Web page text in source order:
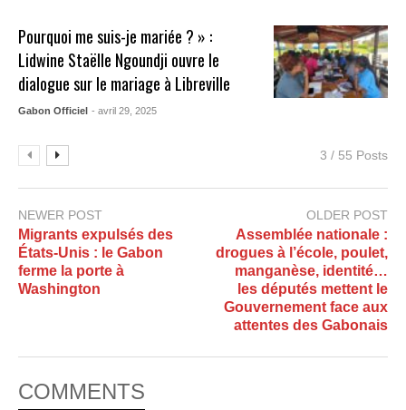
Pourquoi me suis-je mariée ? » :
Lidwine Staëlle Ngoundji ouvre le
dialogue sur le mariage à Libreville
Gabon Officiel - avril 29, 2025
3 / 55 Posts
NEWER POST
Migrants expulsés des
États-Unis : le Gabon
ferme la porte à
Washington
OLDER POST
Assemblée nationale :
drogues à l’école, poulet,
manganèse, identité…
les députés mettent le
Gouvernement face aux
attentes des Gabonais
COMMENTS